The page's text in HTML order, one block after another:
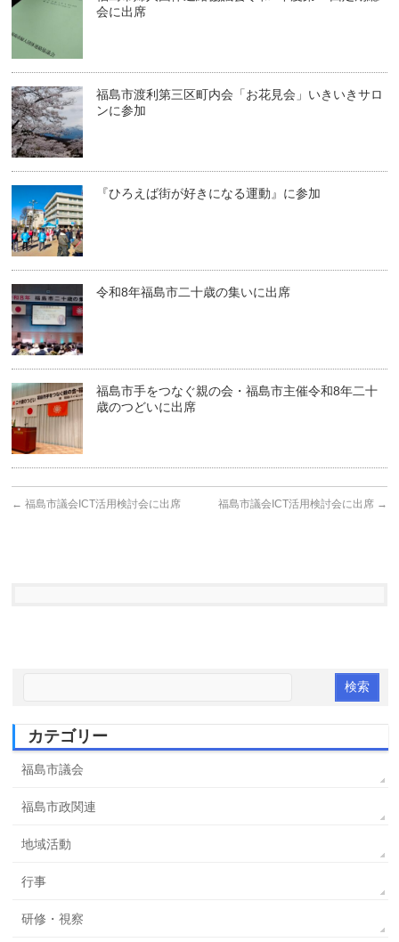
会に出席
福島市渡利第三区町内会「お花見会」いきいきサロ
ンに参加
『ひろえば街が好きになる運動』に参加
令和8年福島市二十歳の集いに出席
福島市手をつなぐ親の会・福島市主催令和8年二十
歳のつどいに出席
← 福島市議会ICT活用検討会に出席 福島市議会ICT活用検討会に出席 →
カテゴリー
福島市議会
福島市政関連
地域活動
行事
研修・視察